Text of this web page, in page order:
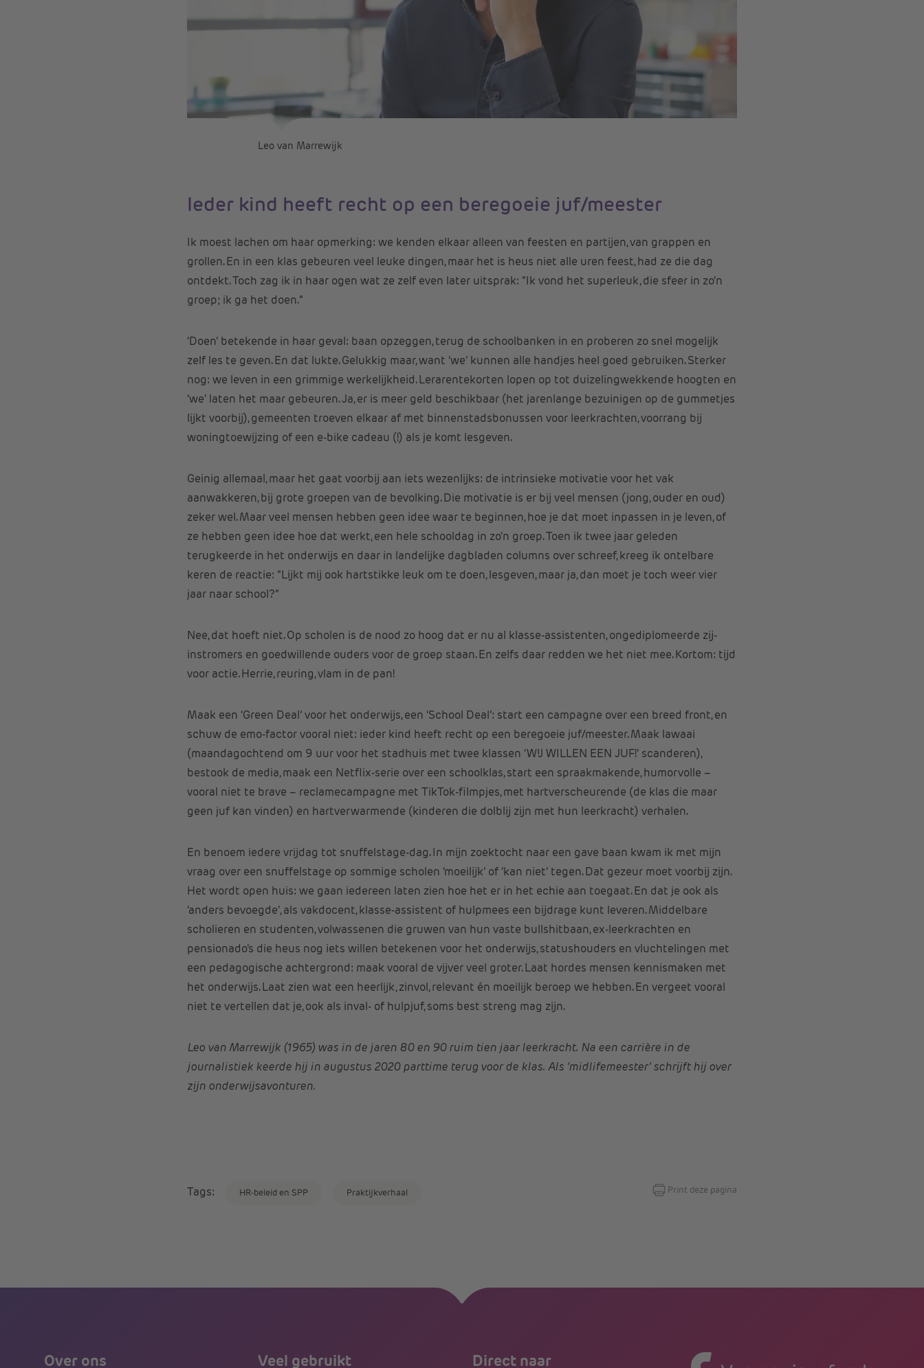
Leo van Marrewijk
Ieder kind heeft recht op een beregoeie juf/meester
Ik moest lachen om haar opmerking: we kenden elkaar alleen van feesten en partijen, van grappen en
grollen. En in een klas gebeuren veel leuke dingen, maar het is heus niet alle uren feest, had ze die dag
ontdekt. Toch zag ik in haar ogen wat ze zelf even later uitsprak: ”Ik vond het superleuk, die sfeer in zo’n
groep; ik ga het doen.”
‘Doen’ betekende in haar geval: baan opzeggen, terug de schoolbanken in en proberen zo snel mogelijk
zelf les te geven. En dat lukte. Gelukkig maar, want ‘we’ kunnen alle handjes heel goed gebruiken. Sterker
nog: we leven in een grimmige werkelijkheid. Lerarentekorten lopen op tot duizelingwekkende hoogten en
‘we’ laten het maar gebeuren. Ja, er is meer geld beschikbaar (het jarenlange bezuinigen op de gummetjes
lijkt voorbij), gemeenten troeven elkaar af met binnenstadsbonussen voor leerkrachten, voorrang bij
woningtoewijzing of een e-bike cadeau (!) als je komt lesgeven.
Geinig allemaal, maar het gaat voorbij aan iets wezenlijks: de intrinsieke motivatie voor het vak
aanwakkeren, bij grote groepen van de bevolking. Die motivatie is er bij veel mensen (jong, ouder en oud)
zeker wel. Maar veel mensen hebben geen idee waar te beginnen, hoe je dat moet inpassen in je leven, of
ze hebben geen idee hoe dat werkt, een hele schooldag in zo’n groep. Toen ik twee jaar geleden
terugkeerde in het onderwijs en daar in landelijke dagbladen columns over schreef, kreeg ik ontelbare
keren de reactie: ”Lijkt mij ook hartstikke leuk om te doen, lesgeven, maar ja, dan moet je toch weer vier
jaar naar school?”
Nee, dat hoeft niet. Op scholen is de nood zo hoog dat er nu al klasse-assistenten, ongediplomeerde zij-
instromers en goedwillende ouders voor de groep staan. En zelfs daar redden we het niet mee. Kortom: tijd
voor actie. Herrie, reuring, vlam in de pan!
Maak een ‘Green Deal’ voor het onderwijs, een ‘School Deal’: start een campagne over een breed front, en
schuw de emo-factor vooral niet: ieder kind heeft recht op een beregoeie juf/meester. Maak lawaai
(maandagochtend om 9 uur voor het stadhuis met twee klassen ‘WIJ WILLEN EEN JUF!’ scanderen),
bestook de media, maak een Netflix-serie over een schoolklas, start een spraakmakende, humorvolle –
vooral niet te brave – reclamecampagne met TikTok-filmpjes, met hartverscheurende (de klas die maar
geen juf kan vinden) en hartverwarmende (kinderen die dolblij zijn met hun leerkracht) verhalen.
En benoem iedere vrijdag tot snuffelstage-dag. In mijn zoektocht naar een gave baan kwam ik met mijn
vraag over een snuffelstage op sommige scholen ‘moeilijk’ of ‘kan niet’ tegen. Dat gezeur moet voorbij zijn.
Het wordt open huis: we gaan iedereen laten zien hoe het er in het echie aan toegaat. En dat je ook als
‘anders bevoegde’, als vakdocent, klasse-assistent of hulpmees een bijdrage kunt leveren. Middelbare
scholieren en studenten, volwassenen die gruwen van hun vaste bullshitbaan, ex-leerkrachten en
pensionado’s die heus nog iets willen betekenen voor het onderwijs, statushouders en vluchtelingen met
een pedagogische achtergrond: maak vooral de vijver veel groter. Laat hordes mensen kennismaken met
het onderwijs. Laat zien wat een heerlijk, zinvol, relevant én moeilijk beroep we hebben. En vergeet vooral
niet te vertellen dat je, ook als inval- of hulpjuf, soms best streng mag zijn.
Leo van Marrewijk (1965) was in de jaren 80 en 90 ruim tien jaar leerkracht. Na een carrière in de
journalistiek keerde hij in augustus 2020 parttime terug voor de klas. Als ‘midlifemeester’ schrijft hij over
zijn onderwijsavonturen.
Tags: HR-beleid en SPP Praktijkverhaal Print deze pagina
Over ons Veel gebruikt Direct naar